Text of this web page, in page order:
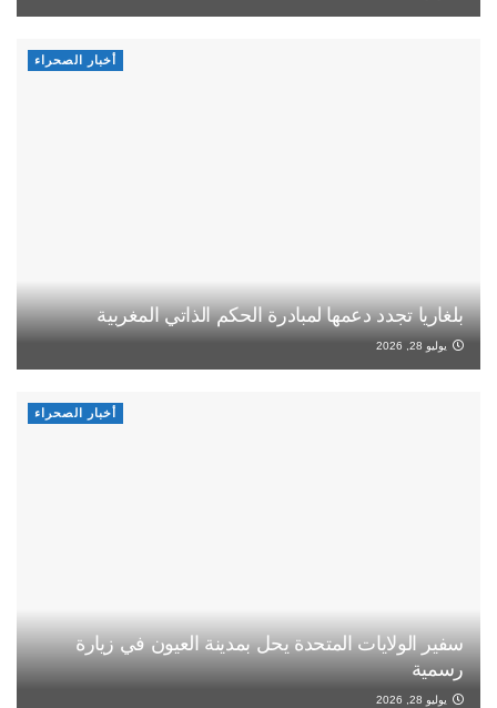
أخبار الصحراء
بلغاريا تجدد دعمها لمبادرة الحكم الذاتي المغربية
يوليو 28, 2026
أخبار الصحراء
سفير الولايات المتحدة يحل بمدينة العيون في زيارة
رسمية
يوليو 28, 2026